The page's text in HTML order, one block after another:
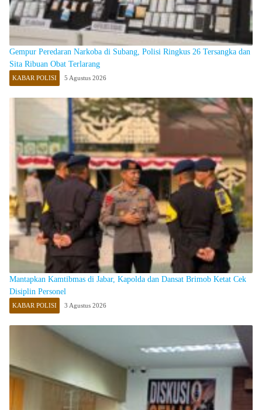
Gempur Peredaran Narkoba di Subang, Polisi Ringkus 26 Tersangka dan
Sita Ribuan Obat Terlarang
KABAR POLISI 5 Agustus 2026
Mantapkan Kamtibmas di Jabar, Kapolda dan Dansat Brimob Ketat Cek
Disiplin Personel
KABAR POLISI 3 Agustus 2026